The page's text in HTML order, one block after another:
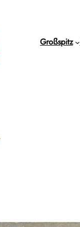
Großspitz